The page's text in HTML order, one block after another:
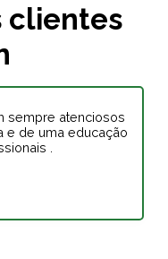
clientes
sempre atenciosos
e de uma educação
.